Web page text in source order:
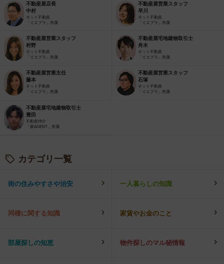
不動産屋店長
中村
ネット不動産
「イエプラ」所属
不動産屋営業スタッフ
早川
ネット不動産
「イエプラ」所属
不動産屋営業スタッフ
村野
ネット不動産
「イエプラ」所属
不動産屋宅地建物取引士
舟木
ネット不動産
「イエプラ」所属
不動産屋営業主任
藤本
ネット不動産
「イエプラ」所属
不動産屋営業スタッフ
石塚
ネット不動産
「イエプラ」所属
不動産屋宅地建物取引士
豊田
不動産仲介
「家AGENT」所属
カテゴリ一覧
街の住みやすさや治安 一人暮らしの知識
同棲に関する知識 家賃やお金のこと
部屋探しの知恵 物件探しのマル秘情報